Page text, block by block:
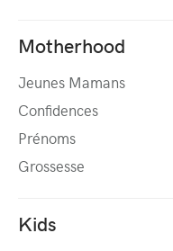
Motherhood
Jeunes Mamans
Confidences
Prénoms
Grossesse
Kids